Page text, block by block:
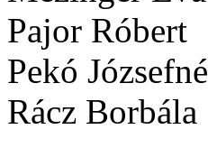
Pajor Róbert
Pekó Józsefné
Rácz Borbála